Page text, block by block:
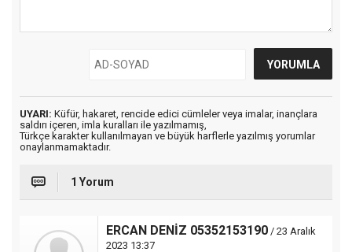
UYARI: Küfür, hakaret, rencide edici cümleler veya imalar, inançlara
saldırı içeren, imla kuralları ile yazılmamış,
Türkçe karakter kullanılmayan ve büyük harflerle yazılmış yorumlar
onaylanmamaktadır.
1 Yorum
ERCAN DENİZ 05352153190 / 23 Aralık
2023 13:37